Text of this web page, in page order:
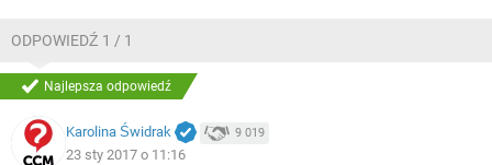
ODPOWIEDŹ 1 / 1
Najlepsza odpowiedź
Karolina Świdrak 9 019
23 sty 2017 o 11:16